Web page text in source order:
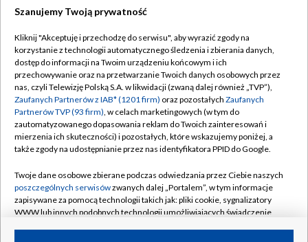
TVP
Abonament TVP
Emisja w TVP
Centrum informacji TVP
Naziemna Telewizja Cyfrowa
Rada Programowa
System NOS
Informacje o nadawcy
Regulamin TVP
Polityka prywatności
Moje zgody
Pomoc
Kontakt
Kanały
Szanujemy Twoją prywatność
Kliknij "Akceptuję i przechodzę do serwisu", aby wyrazić zgody na
korzystanie z technologii automatycznego śledzenia i zbierania danych,
dostęp do informacji na Twoim urządzeniu końcowym i ich
przechowywanie oraz na przetwarzanie Twoich danych osobowych przez
nas, czyli Telewizję Polską S.A. w likwidacji (zwaną dalej również „TVP”),
Zaufanych Partnerów z IAB* (1201 firm) oraz pozostałych Zaufanych
Partnerów TVP (93 firm), w celach marketingowych (w tym do
zautomatyzowanego dopasowania reklam do Twoich zainteresowań i
mierzenia ich skuteczności) i pozostałych, które wskazujemy poniżej, a
także zgody na udostępnianie przez nas identyfikatora PPID do Google.
Twoje dane osobowe zbierane podczas odwiedzania przez Ciebie naszych
poszczególnych serwisówzwanych dalej „Portalem”, w tym informacje
zapisywane za pomocą technologii takich jak: pliki cookie, sygnalizatory
WWW lub innych podobnych technologii umożliwiających świadczenie